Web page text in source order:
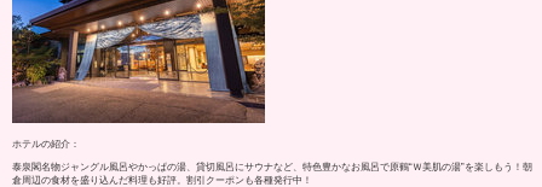
ホテルの紹介：
泰泉閣名物ジャングル風呂やかっぱの湯、貸切風呂にサウナなど、特色豊かなお風呂で原鶴“Ｗ美肌の湯”を楽しもう！朝
倉周辺の食材を盛り込んだ料理も好評。割引クーポンも各種発行中！